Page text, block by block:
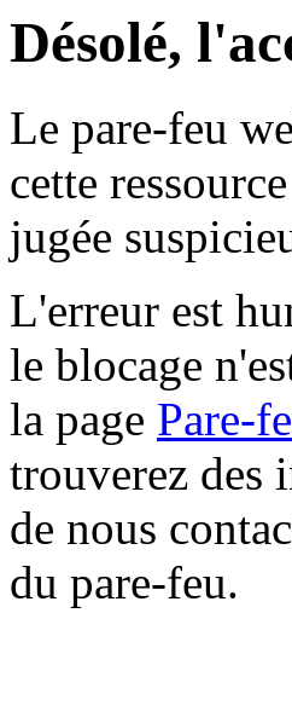
Désolé,
Le pare-feu
cette
jugée
L'erreur est
le blocage
la page Pare-
trouverez des
de nous
du pare-feu.